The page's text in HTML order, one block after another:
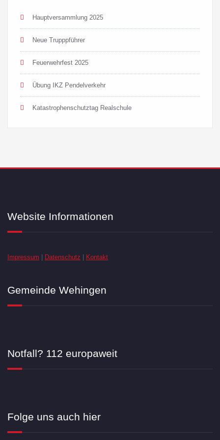
Hauptversammlung 2025
Neue Trupppführer
Feuerwehrfest 2025
Übung IKZ Pendelverkehr
Katastrophenschutztag Realschule
Website Informationen
Impressum Datenschutz Kontakt
Gemeinde Wehingen
Notfall? 112 europaweit
Folge uns auch hier